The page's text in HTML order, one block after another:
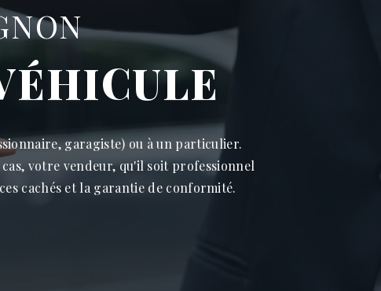
garagiste) ou à un particulier.
votre vendeur, qu'il soit professionnel
cachés et la garantie de conformité.